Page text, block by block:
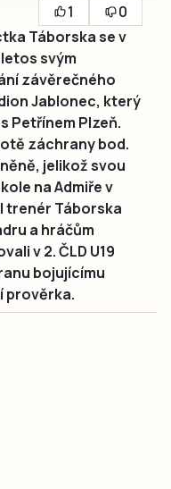
1
0
Táborska se v
svým
závěrečného
Jablonec, který
Petřínem Plzeň.
záchrany bod.
jelikož svou
na Admiře v
trenér Táborska
a hráčům
v 2. ČLD U19
bojujícímu
prověrka.